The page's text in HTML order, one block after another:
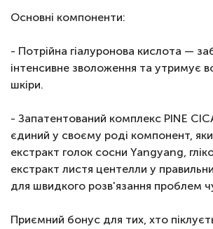
Основні компоненти:
- Потрійна гіалуронова кислота —
інтенсивне зволоження та утримує
шкіри.
- Запатентований комплекс PINE
єдиний у своєму роді компонент,
екстракт голок сосни Yangyang,
екстракт листя центелли у
для швидкого розв'язання проблем
Приємний бонус для тих, хто